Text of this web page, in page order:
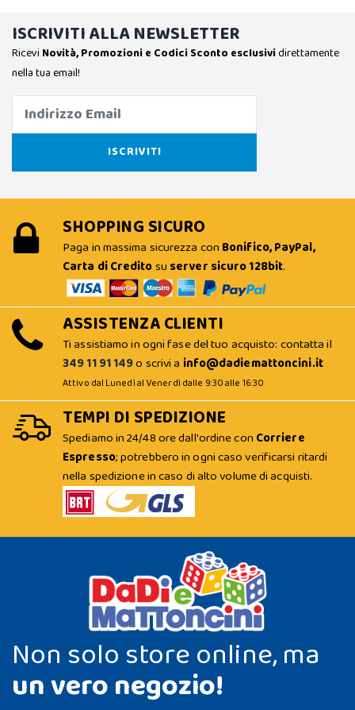
ISCRIVITI ALLA NEWSLETTER
Ricevi Novità, Promozioni e Codici Sconto esclusividirettamente
nella tua email!
SHOPPING SICURO
Paga in massima sicurezza con Bonifico, PayPal,
Carta di Creditosu server sicuro 128bit.
ASSISTENZA CLIENTI
Ti assistiamo in ogni fase del tuo acquisto: contatta il
349 11 91 149o scrivi a info@dadiemattoncini.it
Attivo dal Lunedì al Venerdì dalle 9:30 alle 16:30
TEMPI DI SPEDIZIONE
Spediamo in 24/48 ore dall'ordine con Corriere
Espresso; potrebbero in ogni caso verificarsi ritardi
nella spedizione in caso di alto volume di acquisti.
Non solo store online, ma
un vero negozio!